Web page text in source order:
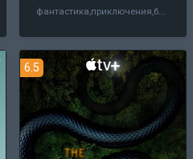
фантастика,приключения,боевик,фэнтези
6.5